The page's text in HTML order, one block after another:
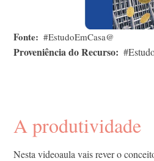
Fonte #EstudoEmCasa@
Proveniência do Recurso
A produtividade
Nesta videoaula vais rever o